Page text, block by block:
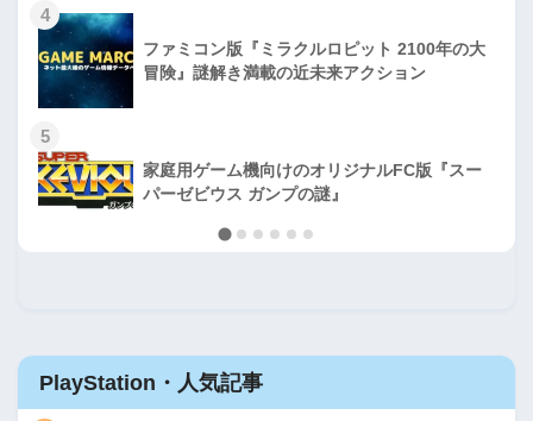
4
ファミコン版『ミラクルロピット 2100年の大
冒険』謎解き満載の近未来アクション
5
家庭用ゲーム機向けのオリジナルFC版『スー
パーゼビウス ガンプの謎』
PlayStation・人気記事